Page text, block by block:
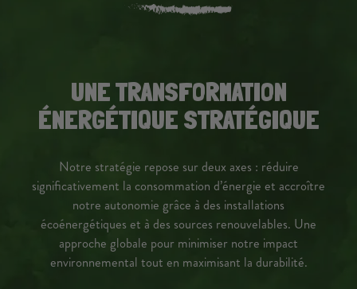
UNE TRANSFORMATION
ÉNERGÉTIQUE STRATÉGIQUE
Notre stratégie repose sur deux axes : réduire
significativement la consommation d’énergie et accroître
notre autonomie grâce à des installations
écoénergétiques et à des sources renouvelables. Une
approche globale pour minimiser notre impact
environnemental tout en maximisant la durabilité.